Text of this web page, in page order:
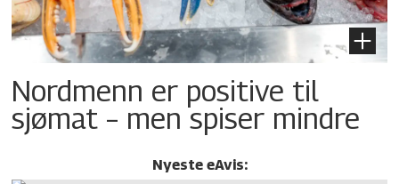
Nordmenn er positive til
sjømat – men spiser mindre
Nyeste eAvis: